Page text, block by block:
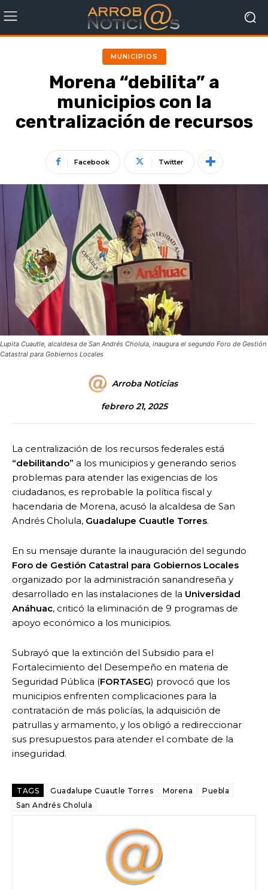
MUNICIPIOS
Morena “debilita” a
municipios con la
centralización de recursos
Facebook Twitter
Lupita Cuautle, alcaldesa de San Andrés Cholula, inaugura el segundo Foro de Gestión
Catastral para Gobiernos Locales
Arroba Noticias
febrero 21, 2025
La centralización de los recursos federales está
“debilitando” a los municipios y generando serios
problemas para atender las exigencias de los
ciudadanos, es reprobable la política fiscal y
hacendaria de Morena, acusó la alcaldesa de San
Andrés Cholula, Guadalupe Cuautle Torres.
En su mensaje durante la inauguración del segundo
Foro de Gestión Catastral para Gobiernos Locales
organizado por la administración sanandreseña y
desarrollado en las instalaciones de la Universidad
Anáhuac, criticó la eliminación de 9 programas de
apoyo económico a los municipios.
Subrayó que la extinción del Subsidio para el
Fortalecimiento del Desempeño en materia de
Seguridad Pública (FORTASEG) provocó que los
municipios enfrenten complicaciones para la
contratación de más policías, la adquisición de
patrullas y armamento, y los obligó a redireccionar
sus presupuestos para atender el combate de la
inseguridad.
TAGS Guadalupe Cuautle Torres Morena
Puebla
San Andrés Cholula